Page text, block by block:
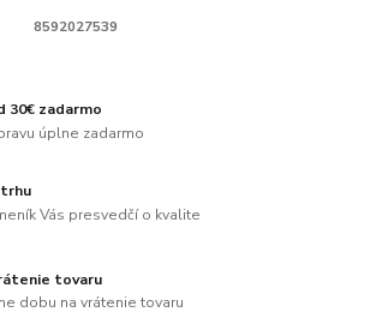
8592027539
30€ zadarmo
úplne zadarmo
trhu
Vás presvedčí o kvalite
tovaru
dobu na vrátenie tovaru